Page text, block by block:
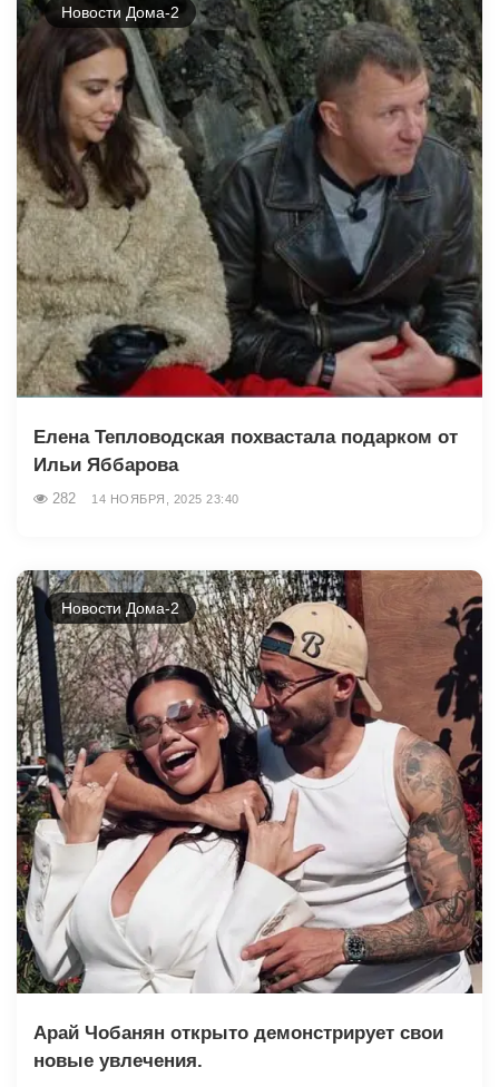
Новости Дома-2
Елена Тепловодская похвастала подарком от
Ильи Яббарова
282 14 НОЯБРЯ, 2025 23:40
Новости Дома-2
Арай Чобанян открыто демонстрирует свои
новые увлечения.